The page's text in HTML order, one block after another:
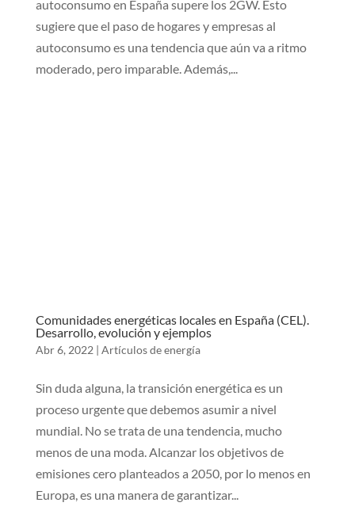
autoconsumo en España supere los 2GW. Esto
sugiere que el paso de hogares y empresas al
autoconsumo es una tendencia que aún va a ritmo
moderado, pero imparable. Además,...
Comunidades energéticas locales en España (CEL).
Desarrollo, evolución y ejemplos
Abr 6, 2022 | Artículos de energía
Sin duda alguna, la transición energética es un
proceso urgente que debemos asumir a nivel
mundial. No se trata de una tendencia, mucho
menos de una moda. Alcanzar los objetivos de
emisiones cero planteados a 2050, por lo menos en
Europa, es una manera de garantizar...